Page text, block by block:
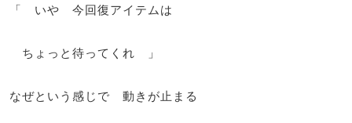
「 いや 今回復アイテムは
ちょっと待ってくれ 」
なぜという感じで 動きが止まる